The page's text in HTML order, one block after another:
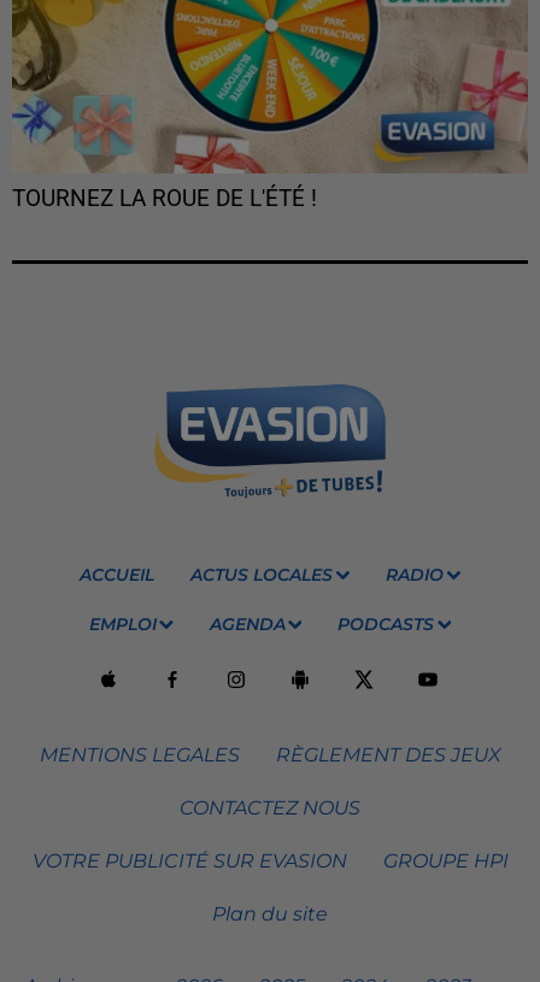
TOURNEZ LA ROUE DE L'ÉTÉ !
ACCUEIL ACTUS LOCALES RADIO
EMPLOI AGENDA PODCASTS
MENTIONS LEGALES RÈGLEMENT DES JEUX
CONTACTEZ NOUS
VOTRE PUBLICITÉ SUR EVASION GROUPE HPI
Plan du site